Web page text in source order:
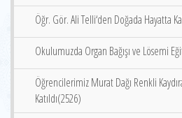
Öğr. Gör. Ali Telli‘den Doğada Hayatta
Okulumuzda Organ Bağışı ve Lösemi
Öğrencilerimiz Murat Dağı Renkli
Katıldı(2526)